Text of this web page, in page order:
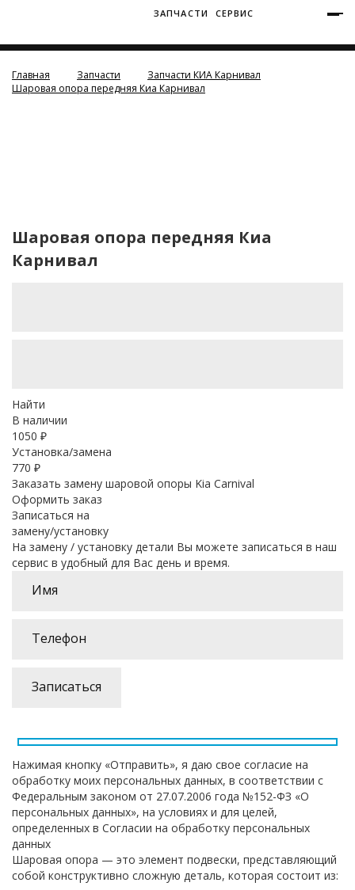
ЗАПЧАСТИ СЕРВИС
Главная Запчасти
Запчасти КИА Карнивал
Шаровая опора передняя Киа Карнивал
Шаровая опора передняя Киа
Карнивал
Найти
В наличии
1050 ₽
Установка/замена
770 ₽
Заказать замену шаровой опоры Kia Carnival
Оформить заказ
Записаться на
замену/установку
На замену / установку детали Вы можете записаться в наш
сервис в удобный для Вас день и время.
Нажимая кнопку «Отправить», я даю свое согласие на
обработку моих персональных данных, в соответствии с
Федеральным законом от 27.07.2006 года №152-ФЗ «О
персональных данных», на условиях и для целей,
определенных в Согласии на обработку персональных
данных
Шаровая опора — это элемент подвески, представляющий
собой конструктивно сложную деталь, которая состоит из: